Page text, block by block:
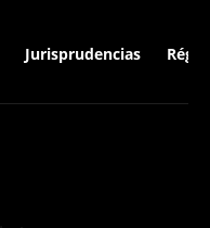
Jurisprudencias